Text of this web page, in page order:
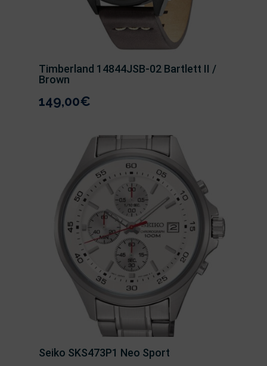
Timberland 14844JSB-02 Bartlett II /
Brown
149,00€
Seiko SKS473P1 Neo Sport